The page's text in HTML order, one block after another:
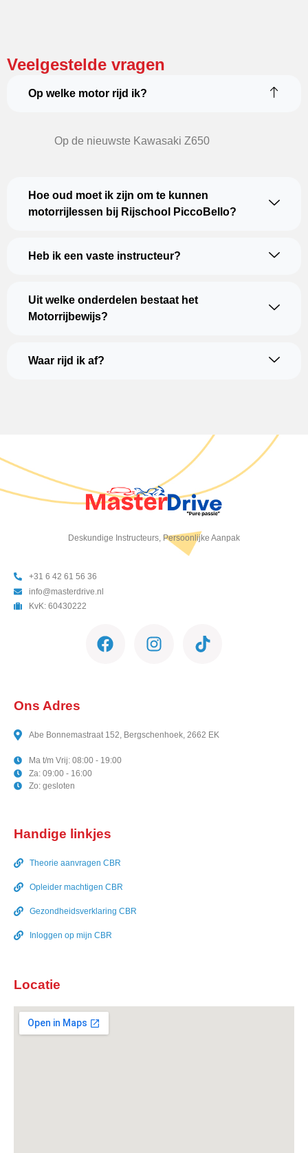
Veelgestelde vragen
Op welke motor rijd ik?
Op de nieuwste Kawasaki Z650
Hoe oud moet ik zijn om te kunnen
motorrijlessen bij Rijschool PiccoBello?
Heb ik een vaste instructeur?
Uit welke onderdelen bestaat het
Motorrijbewijs?
Waar rijd ik af?
Deskundige Instructeurs, Persoonlijke Aanpak
+31 6 42 61 56 36
info@masterdrive.nl
KvK: 60430222
Ons Adres
Abe Bonnemastraat 152, Bergschenhoek, 2662 EK
Ma t/m Vrij: 08:00 - 19:00
Za: 09:00 - 16:00
Zo: gesloten
Handige linkjes
Theorie aanvragen CBR
Opleider machtigen CBR
Gezondheidsverklaring CBR
Inloggen op mijn CBR
Locatie